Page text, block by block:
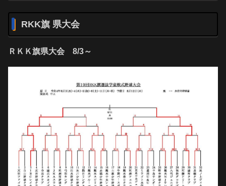
RKK旗 県大会
ＲＫＫ旗県大会 8/3～